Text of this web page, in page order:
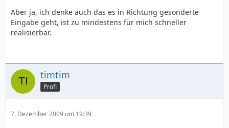
Aber ja, ich denke auch das es in Richtung gesonderte
Eingabe geht, ist zu mindestens für mich schneller
realisierbar.
timtim
Profi
7. Dezember 2009 um 19:39